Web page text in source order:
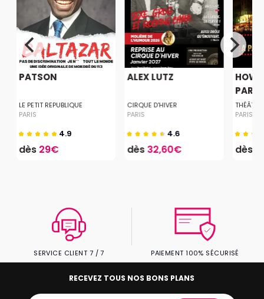
PATSON
LE PETIT REPUBLIQUE
PARIS
4.9
dès 29€
ALEX LUTZ
CIRQUE D'HIVER
PARIS
4.6
dès32,60€
HOW
PARIS
dès
SERVICE CLIENT 7 / 7 PAIEMENT 100% SÉCURISÉ
RECEVEZ TOUS NOS BONS PLANS